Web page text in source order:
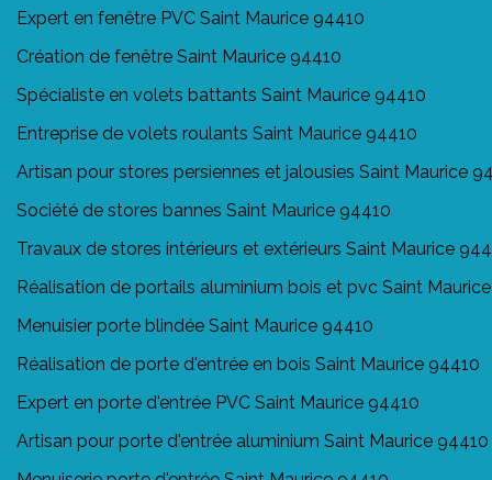
Expert en fenêtre PVC Saint Maurice 94410
Création de fenêtre Saint Maurice 94410
Spécialiste en volets battants Saint Maurice 94410
Entreprise de volets roulants Saint Maurice 94410
Artisan pour stores persiennes et jalousies Saint Maurice
Société de stores bannes Saint Maurice 94410
Travaux de stores intérieurs et extérieurs Saint Maurice
Réalisation de portails aluminium bois et pvc Saint
Menuisier porte blindée Saint Maurice 94410
Réalisation de porte d'entrée en bois Saint Maurice 94410
Expert en porte d'entrée PVC Saint Maurice 94410
Artisan pour porte d'entrée aluminium Saint Maurice 94410